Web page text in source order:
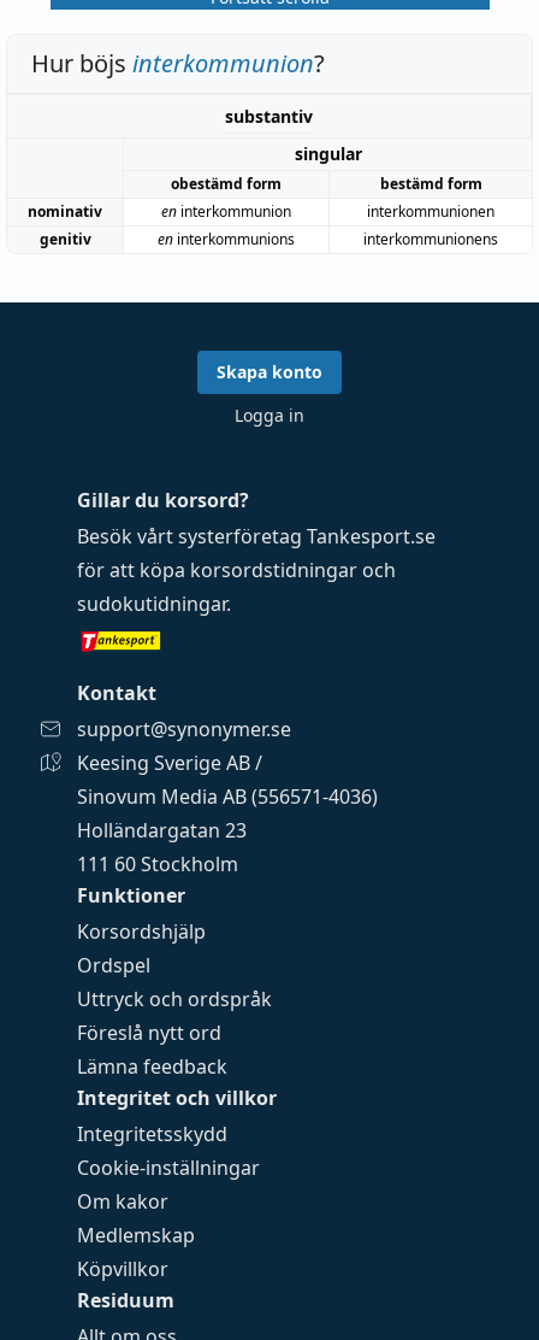
Hur böjs interkommunion?
substantiv
singular
obestämd form
bestämd form
nominativ
en interkommunion
interkommunionen
genitiv
en interkommunions interkommunionens
Funktioner
Korsordshjälp
Ordspel
Uttryck och ordspråk
Föreslå nytt ord
Lämna feedback
Integritet och villkor
Integritetsskydd
Cookie-inställningar
Om kakor
Medlemskap
Köpvillkor
Residuum
Gillar du korsord?
Besök vårt systerföretag Tankesport.se
för att köpa korsordstidningar och
sudokutidningar.
Kontakt
support@synonymer.se
Keesing Sverige AB /
Sinovum Media AB (556571-4036)
Holländargatan 23
111 60 Stockholm
Skapa konto
Logga in